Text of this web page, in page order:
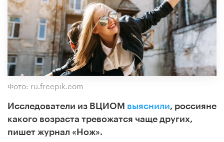
Фото: ru.freepik.com
Исследователи из ВЦИОМ выяснили, россияне
какого возраста тревожатся чаще других,
пишет журнал « Нож».